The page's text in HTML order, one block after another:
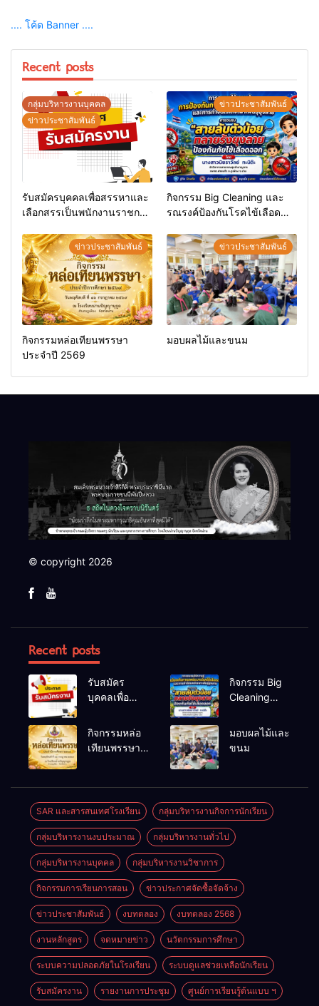
.... โค้ด Banner ....
Recent posts
กลุ่มบริหารงานบุคคล
ข่าวประชาสัมพันธ์
รับสมัครบุคคลเพื่อสรรหาและ
เลือกสรรเป็นพนักงานราชการ
ข่าวประชาสัมพันธ์
กิจกรรม Big Cleaning และ
รณรงค์ป้องกันโรคไข้เลือด
ข่าวประชาสัมพันธ์
กิจกรรมหล่อเทียนพรรษา
ประจำปี 2569
ข่าวประชาสัมพันธ์
มอบผลไม้และขนม
© copyright 2026
Recent posts
รับสมัคร
บุคคลเพื่อ
เลือกสรรเป็น
พนักงาน
กิจกรรม Big
Cleaning
ป้องกันโรคไข้
กิจกรรมหล่อ
เทียนพรรษา
มอบผลไม้และ
ขนม
SAR และสารสนเทศโรงเรียน กลุ่มบริหารงานกิจการนักเรียน
กลุ่มบริหารงานงบประมาณ กลุ่มบริหารงานทั่วไป
กลุ่มบริหารงานบุคคล กลุ่มบริหารงานวิชาการ
กิจกรรมการเรียนการสอน ข่าวประกาศจัดซื้อจัดจ้าง
ข่าวประชาสัมพันธ์ งบทดลอง งบทดลอง 2568
งานหลักสูตร จดหมายข่าว นวัตกรรมการศึกษา
ระบบความปลอดภัยในโรงเรียน ระบบดูแลช่วยเหลือนักเรียน
รับสมัครงาน รายงานการประชุม ศูนย์การเรียนรู้ต้นแบบ ฯ